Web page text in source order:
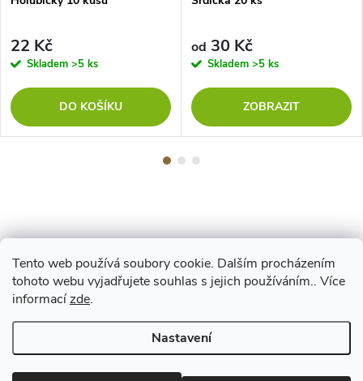
Tento web používá soubory cookie. Dalším procházením
tohoto webu vyjadřujete souhlas s jejich používáním.. Více
informacízde.
Nastavení
22 Kč
Skladem >5 ks
DO KOŠÍKU
od 30 Kč
Skladem >5 ks
ZOBRAZIT
Z
á
pCopyright 2026www.vyrejeme.cz. Všechna práva vyhrazena.Upravit
nastavení cookies